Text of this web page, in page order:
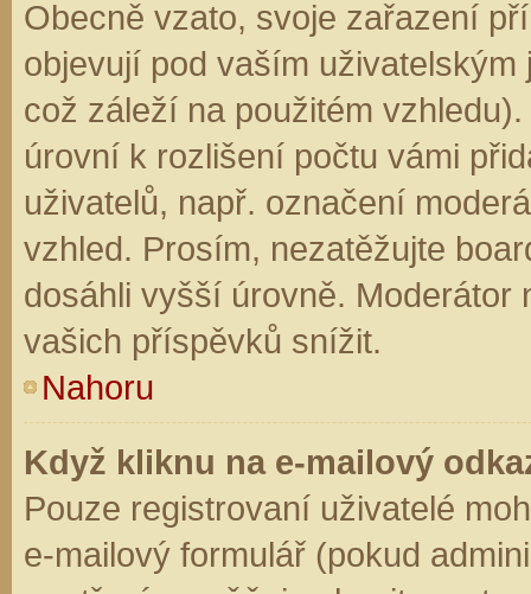
Obecně vzato, svoje zařazení
objevují pod vaším
což záleží na použitém
úrovní k rozlišení počtu vámi
uživatelů, např. označení
vzhled. Prosím, nezatěžujte
dosáhli vyšší úrovně. Moderátor
vašich příspěvků snížit.
Nahoru
Když kliknu na e-mailový
Pouze registrovaní uživatelé
e-mailový formulář (pokud